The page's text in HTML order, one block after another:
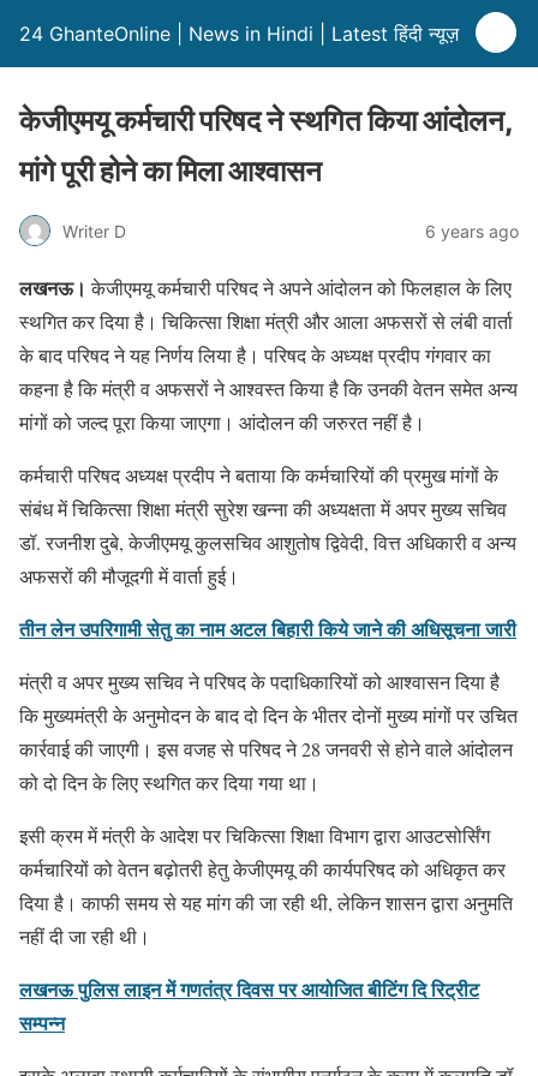
24 GhanteOnline | News in Hindi | Latest हिंदी न्यूज़
केजीएमयू कर्मचारी परिषद ने स्थगित किया आंदोलन,
मांगे पूरी होने का मिला आश्वासन
Writer D 6 years ago
लखनऊ। केजीएमयू कर्मचारी परिषद ने अपने आंदोलन को फिलहाल के लिए
स्थगित कर दिया है। चिकित्सा शिक्षा मंत्री और आला अफसरों से लंबी वार्ता
के बाद परिषद ने यह निर्णय लिया है। परिषद के अध्यक्ष प्रदीप गंगवार का
कहना है कि मंत्री व अफसरों ने आश्वस्त किया है कि उनकी वेतन समेत अन्य
मांगों को जल्द पूरा किया जाएगा। आंदोलन की जरुरत नहीं है।
कर्मचारी परिषद अध्यक्ष प्रदीप ने बताया कि कर्मचारियों की प्रमुख मांगों के
संबंध में चिकित्सा शिक्षा मंत्री सुरेश खन्ना की अध्यक्षता में अपर मुख्य सचिव
डॉ. रजनीश दुबे, केजीएमयू कुलसचिव आशुतोष द्विवेदी, वित्त अधिकारी व अन्य
अफसरों की मौजूदगी में वार्ता हुई।
तीन लेन उपरिगामी सेतु का नाम अटल बिहारी किये जाने की अधिसूचना जारी
मंत्री व अपर मुख्य सचिव ने परिषद के पदाधिकारियों को आश्वासन दिया है
कि मुख्यमंत्री के अनुमोदन के बाद दो दिन के भीतर दोनों मुख्य मांगों पर उचित
कार्रवाई की जाएगी। इस वजह से परिषद ने 28 जनवरी से होने वाले आंदोलन
को दो दिन के लिए स्थगित कर दिया गया था।
इसी क्रम में मंत्री के आदेश पर चिकित्सा शिक्षा विभाग द्वारा आउटसोर्सिंग
कर्मचारियों को वेतन बढ़ोतरी हेतु केजीएमयू की कार्यपरिषद को अधिकृत कर
दिया है। काफी समय से यह मांग की जा रही थी, लेकिन शासन द्वारा अनुमति
नहीं दी जा रही थी।
लखनऊ पुलिस लाइन में गणतंत्र दिवस पर आयोजित बीटिंग दि रिट्रीट
सम्पन्न